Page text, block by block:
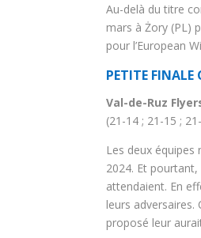
Au-delà du titre
mars à Żory (PL)
pour l’European
PETITE FINALE
Val-de-Ruz
(21-14 ; 21-15 ;
Les deux
2024. Et
attendaient. En
leurs adversaires.
proposé leur